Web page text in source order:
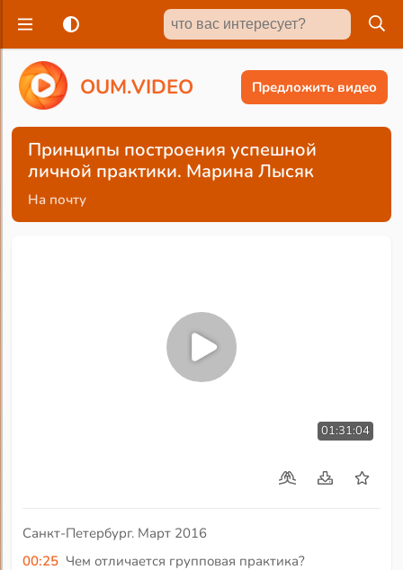
OUM.VIDEO Предложить видео
Принципы построения успешной
личной практики. Марина Лысяк
На почту
01:31:04
Санкт-Петербург. Март 2016
00:25 Чем отличается групповая практика?